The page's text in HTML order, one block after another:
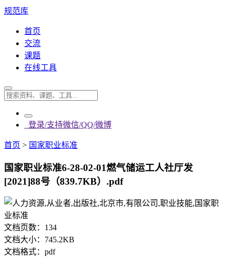
规范库
首页
交流
课题
在线工具
登录/支持微信/QQ/微博
首页 > 国家职业标准
国家职业标准6-28-02-01燃气储运工人社厅发
[2021]88号（839.7KB）.pdf
文档页数： 134
文档大小： 745.2KB
文档格式： pdf